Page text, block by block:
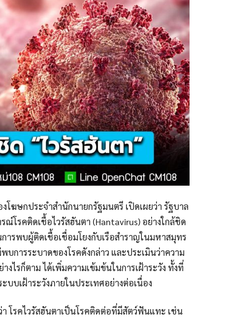
โฆษกประจำสำนักนายกรัฐมนตรี เปิดเผยว่า รัฐบาล
ณ์โรคติดเชื้อไวรัสฮันตา (Hantavirus) อย่างใกล้ชิด
การพบผู้ติดเชื้อเชื่อมโยงกับเรือสำราญในมหาสมุทร
การระบาดของโรคดังกล่าว และประเมินว่าความ
ไรก็ตาม ได้เพิ่มความเข้มข้นในการเฝ้าระวัง ทั้งที่
บเฝ้าระวังภายในประเทศอย่างต่อเนื่อง
โรคไวรัสฮันตาเป็นโรคติดต่อที่มีสัตว์ฟันแทะ เช่น